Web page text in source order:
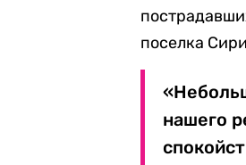
поселка
нашего